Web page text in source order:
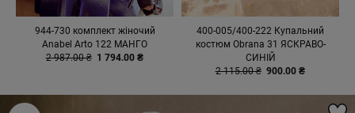
944-730 комплект жіночий
Anabel Arto 122 МАНГО
2 987.00 ₴ 1 794.00 ₴
400-005/400-222 Купальний
костюм Obrana 31 ЯСКРАВО-
СИНІЙ
2 115.00 ₴ 900.00 ₴